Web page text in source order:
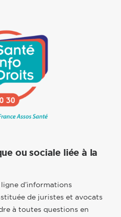
ou sociale liée à la
d’informations
de juristes et avocats
à toutes questions en